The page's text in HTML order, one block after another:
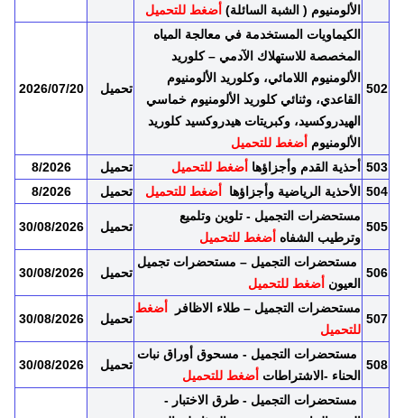
الألومنيوم ( الشبة السائلة) أضغط للتحميل
502
الكيماويات المستخدمة في معالجة المياه
المخصصة للاستهلاك الآدمي – كلوريد
الألومنيوم اللامائي، وكلوريد الألومنيوم
القاعدي، وثنائي كلوريد الألومنيوم خماسي
الهيدروكسيد، وكبريتات هيدروكسيد كلوريد
الألومنيوم أضغط للتحميل
تحميل 2026/07/20
503 أحذية القدم وأجزاؤها أضغط للتحميل تحميل
8/2026
504
الأحذية الرياضية وأجزاؤها أضغط للتحميل تحميل 8/2026
505
مستحضرات التجميل - تلوين وتلميع
وترطيب الشفاه أضغط للتحميل
تحميل 30/08/2026
506
مستحضرات التجميل – مستحضرات تجميل
العيون أضغط للتحميل
تحميل 30/08/2026
507
مستحضرات التجميل – طلاء الاظافر
أضغط
للتحميل
تحميل 30/08/2026
508
مستحضرات التجميل - مسحوق أوراق نبات
الحناء - الاشتراطات أضغط للتحميل
تحميل 30/08/2026
مستحضرات التجميل - طرق الاختبار -